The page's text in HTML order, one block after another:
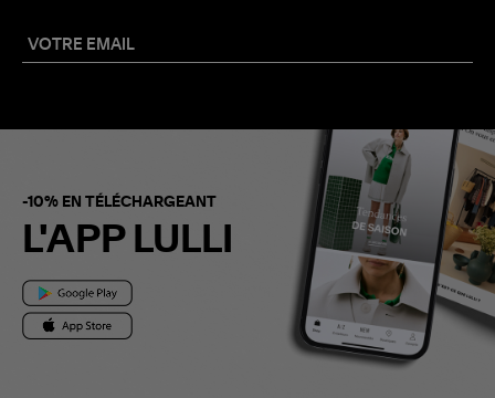
-10% EN TÉLÉCHARGEANT
L'APP LULLI